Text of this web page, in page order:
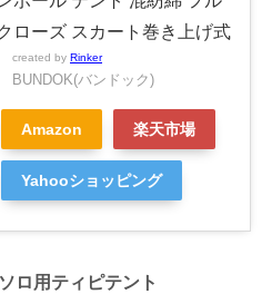
ローズ スカート巻き上げ式
created by Rinker
BUNDOK(バンドック)
Amazon 楽天市場
Yahooショッピング
ロ用ティピテント